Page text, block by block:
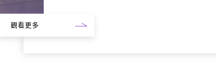
觀看更多